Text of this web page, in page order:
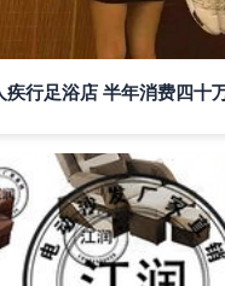
疾行足浴店 半年消费四十